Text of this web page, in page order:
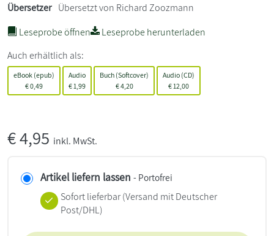
Übersetzer Übersetzt von Richard Zoozmann
Leseprobe öffnen
Leseprobe herunterladen
Auch erhältlich als:
eBook (epub)
€0,49
Audio
€ 1,99
Buch (Softcover)
€4,20
Audio (CD)
€ 12,00
€4,95 inkl. MwSt.
Artikel liefern lassen - Portofrei
Sofort lieferbar(Versand mit Deutscher
Post/DHL)